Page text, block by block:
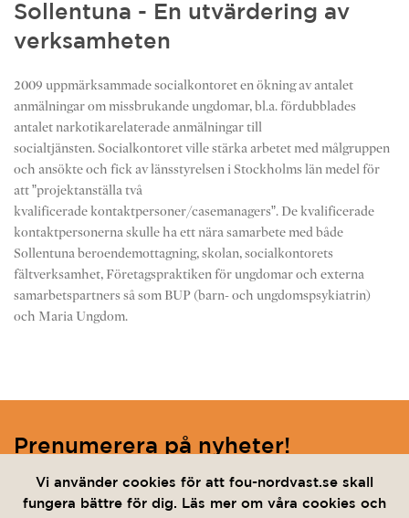
Sollentuna - En utvärdering av
verksamheten
2009 uppmärksammade socialkontoret en ökning av antalet
anmälningar om missbrukande ungdomar, bl.a. fördubblades
antalet narkotikarelaterade anmälningar till
socialtjänsten. Socialkontoret ville stärka arbetet med målgruppen
och ansökte och fick av länsstyrelsen i Stockholms län medel för
att ”projektanställa två
kvalificerade kontaktpersoner/casemanagers”. De kvalificerade
kontaktpersonerna skulle ha ett nära samarbete med både
Sollentuna beroendemottagning, skolan, socialkontorets
fältverksamhet, Företagspraktiken för ungdomar och externa
samarbetspartners så som BUP (barn- och ungdomspsykiatrin)
och Maria Ungdom.
Prenumerera på nyheter!
Vi använder cookies för att fou-nordvast.se skall
fungera bättre för dig. Läs mer om våra cookies och